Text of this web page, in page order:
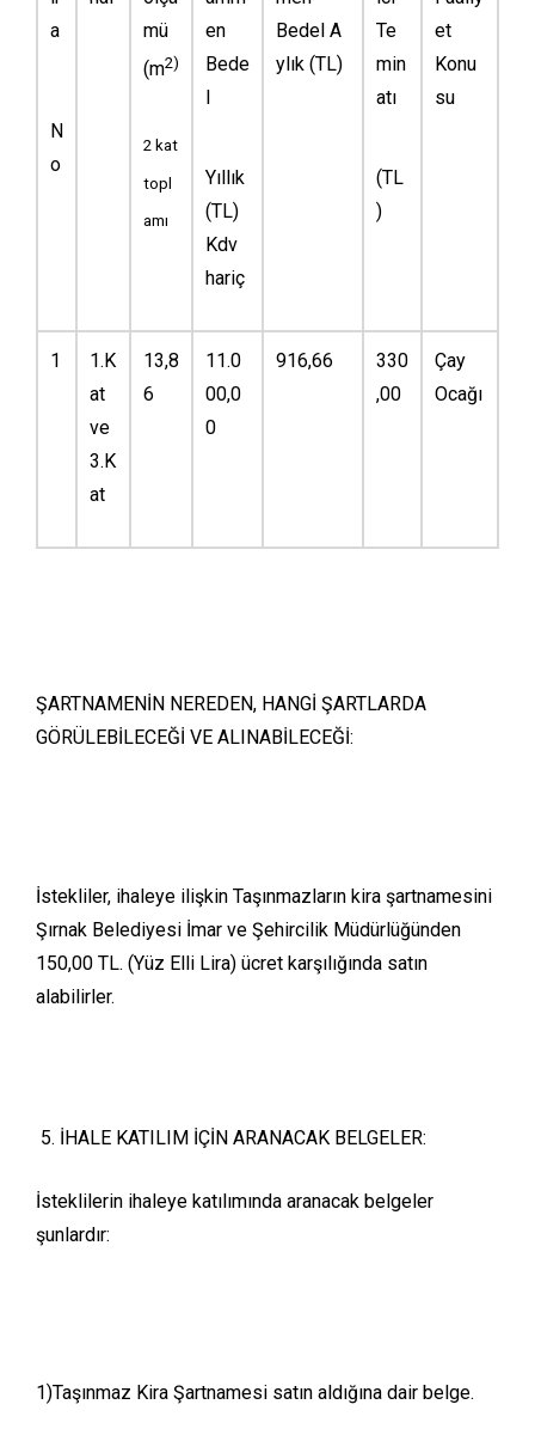
a
N
o
mü
(m2)
2 kat
topl
amı
en
Bede
Yıllık
(TL)
Kdv
hariç
Bedel A
ylık (TL)
Te
min
atı
(TL
)
et
Konu
su
1
1.K
at
ve
3.K
at
13,8
6
11.0
00,0
0
916,66
330
,00
Çay
Ocağı
ŞARTNAMENİN NEREDEN, HANGİ ŞARTLARDA
GÖRÜLEBİLECEĞİ VE ALINABİLECEĞİ:
İstekliler, ihaleye ilişkin Taşınmazların kira şartnamesini
Şırnak Belediyesi İmar ve Şehircilik Müdürlüğünden
150,00 TL. (Yüz Elli Lira) ücret karşılığında satın
alabilirler.
İHALE KATILIM İÇİN ARANACAK BELGELER:
İsteklilerin ihaleye katılımında aranacak belgeler
şunlardır:
1)Taşınmaz Kira Şartnamesi satın aldığına dair belge.